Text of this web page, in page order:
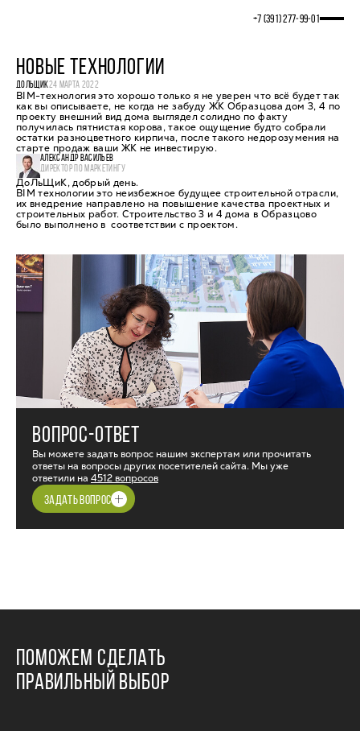
+7 (391) 277‒99‒01
НОВЫЕ ТЕХНОЛОГИИ
ДОЛЬЩИК24 МАРТА 2022
BIM-технология это хорошо только я не уверен что всё будет так
как вы описываете, не когда не забуду ЖК Образцова дом 3, 4 по
проекту внешний вид дома выглядел солидно по факту
получилась пятнистая корова, такое ощущение будто собрали
остатки разноцветного кирпича, после такого недорозумения на
старте продаж ваши ЖК не инвестирую.
АЛЕКСАНДР ВАСИЛЬЕВ
ДИРЕКТОР ПО МАРКЕТИНГУ
ДоЛьЩиК, добрый день.
BIM технологии это неизбежное будущее строительной отрасли,
их внедрение направлено на повышение качества проектных и
строительных работ. Строительство 3 и 4 дома в Образцово
было выполнено в соответствии с проектом.
ВОПРОС-ОТВЕТ
Вы можете задать вопрос нашим экспертам или прочитать
ответы на вопросы других посетителей сайта. Мы уже
ответили на 4512 вопросов
ЗАДАТЬ ВОПРОС
ПОМОЖЕМ СДЕЛАТЬ
ПРАВИЛЬНЫЙ ВЫБОР